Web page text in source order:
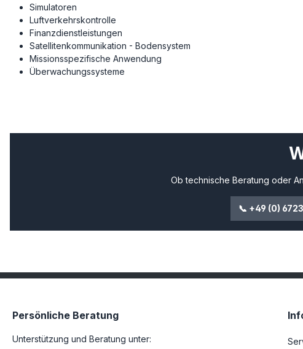
Simulatoren
Luftverkehrskontrolle
Finanzdienstleistungen
Satellitenkommunikation - Bodensystem
Missionsspezifische Anwendung
Überwachungssysteme
Ob technische Beratung oder
📞 +49 (0)
Persönliche Beratung
Unterstützung und Beratung unter: